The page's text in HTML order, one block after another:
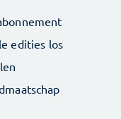
edities los